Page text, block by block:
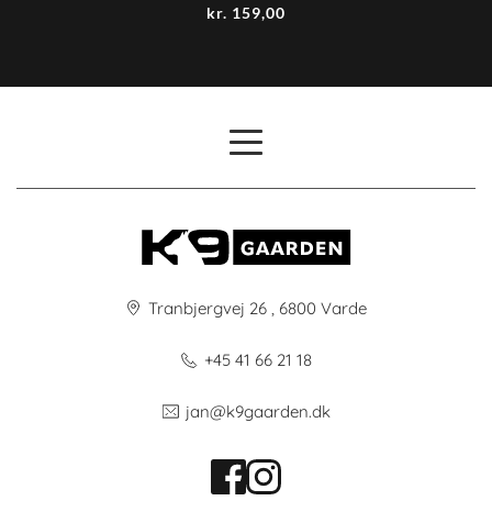
kr. 159,00
Tranbjergvej 26 , 6800 Varde
+45 41 66 21 18
jan@k9gaarden.dk